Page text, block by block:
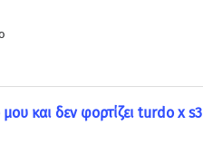
μου και δεν φορτίζει turdo x s3